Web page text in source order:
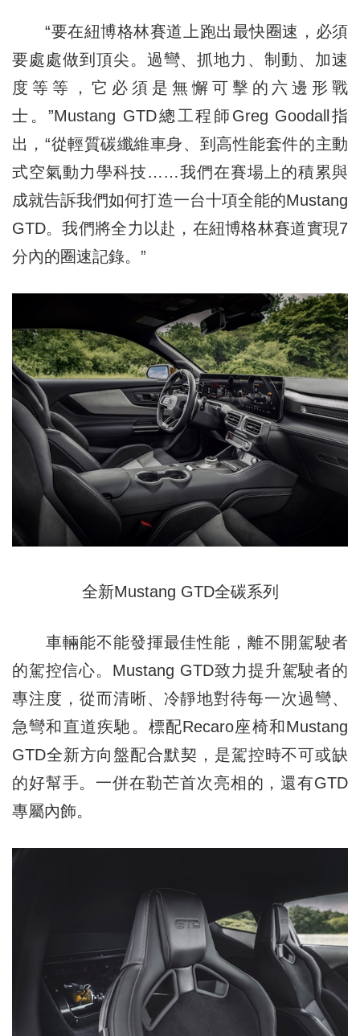
“要在紐博格林賽道上跑出最快圈速，必須
要處處做到頂尖。過彎、抓地力、制動、加速
度等等，它必須是無懈可擊的六邊形戰
士。”Mustang GTD總工程師Greg Goodall指
出，“從輕質碳纖維車身、到高性能套件的主動
式空氣動力學科技……我們在賽場上的積累與
成就告訴我們如何打造一台十項全能的Mustang
GTD。我們將全力以赴，在紐博格林賽道實現7
分內的圈速記錄。”
全新Mustang GTD全碳系列
車輛能不能發揮最佳性能，離不開駕駛者
的駕控信心。Mustang GTD致力提升駕駛者的
專注度，從而清晰、冷靜地對待每一次過彎、
急彎和直道疾馳。標配Recaro座椅和Mustang
GTD全新方向盤配合默契，是駕控時不可或缺
的好幫手。一併在勒芒首次亮相的，還有GTD
專屬內飾。